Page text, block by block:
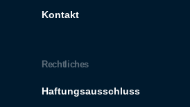
Kontakt
Rechtliches
Haftungsausschluss